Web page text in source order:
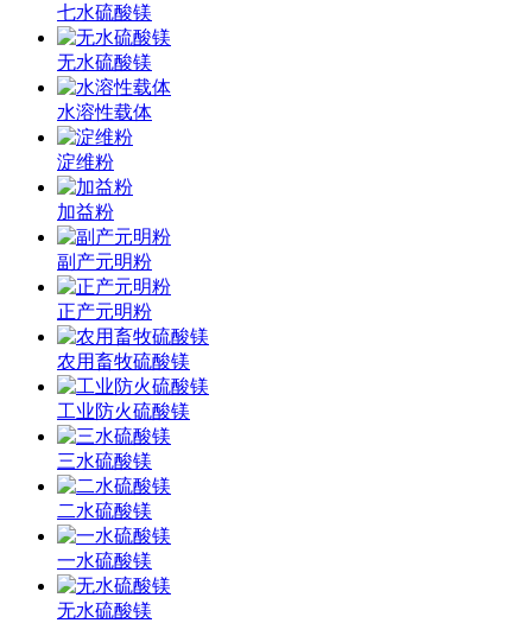
七水硫酸镁
无水硫酸镁
水溶性载体
淀维粉
加益粉
副产元明粉
正产元明粉
农用畜牧硫酸镁
工业防火硫酸镁
三水硫酸镁
二水硫酸镁
一水硫酸镁
无水硫酸镁